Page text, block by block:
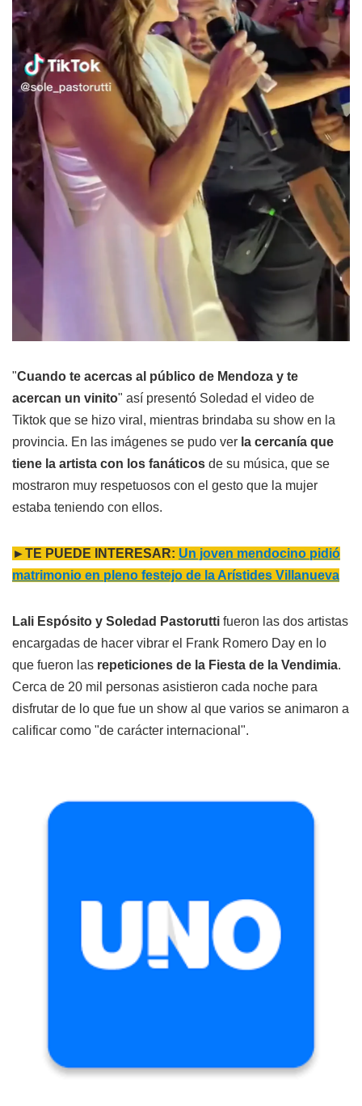
"Cuando te acercas al público de Mendoza y te
acercan un vinito" así presentó Soledad el video de
Tiktok que se hizo viral, mientras brindaba su show en la
provincia. En las imágenes se pudo ver la cercanía que
tiene la artista con los fanáticos de su música, que se
mostraron muy respetuosos con el gesto que la mujer
estaba teniendo con ellos.
►TE PUEDE INTERESAR: Un joven mendocino pidió
matrimonio en pleno festejo de la Arístides Villanueva
Lali Espósito y Soledad Pastorutti fueron las dos artistas
encargadas de hacer vibrar el Frank Romero Day en lo
que fueron las repeticiones de la Fiesta de la Vendimia.
Cerca de 20 mil personas asistieron cada noche para
disfrutar de lo que fue un show al que varios se animaron a
calificar como "de carácter internacional".